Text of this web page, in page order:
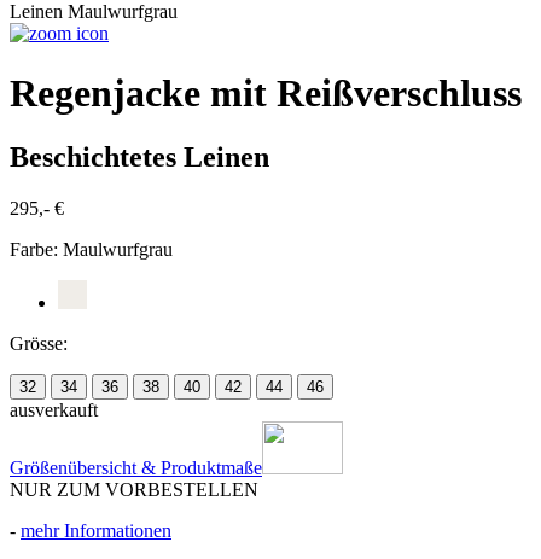
Regenjacke mit Reißverschluss
Beschichtetes Leinen
295,- €
Farbe: Maulwurfgrau
Grösse:
32 34 36 38 40 42 44 46
ausverkauft
Größenübersicht & Produktmaße
NUR ZUM VORBESTELLEN
- mehr Informationen